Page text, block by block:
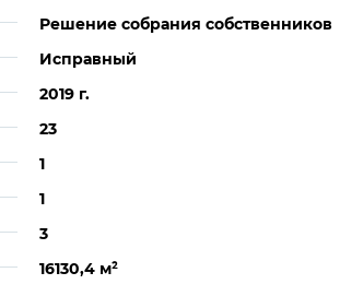
Решение собрания собственников
Исправный
2019 г.
23
1
1
3
16130,4 м²